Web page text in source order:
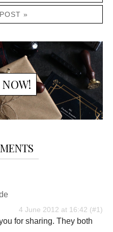
»
4 June 2012 at 16:42
for sharing. They both